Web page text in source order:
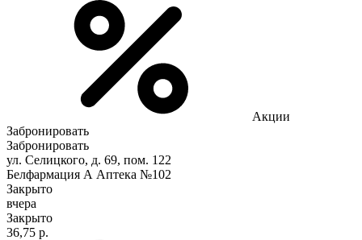
Акции
Забронировать
Забронировать
ул. Селицкого, д. 69, пом. 122
Белфармация А Аптека №102
Закрыто
вчера
Закрыто
36,75 р.